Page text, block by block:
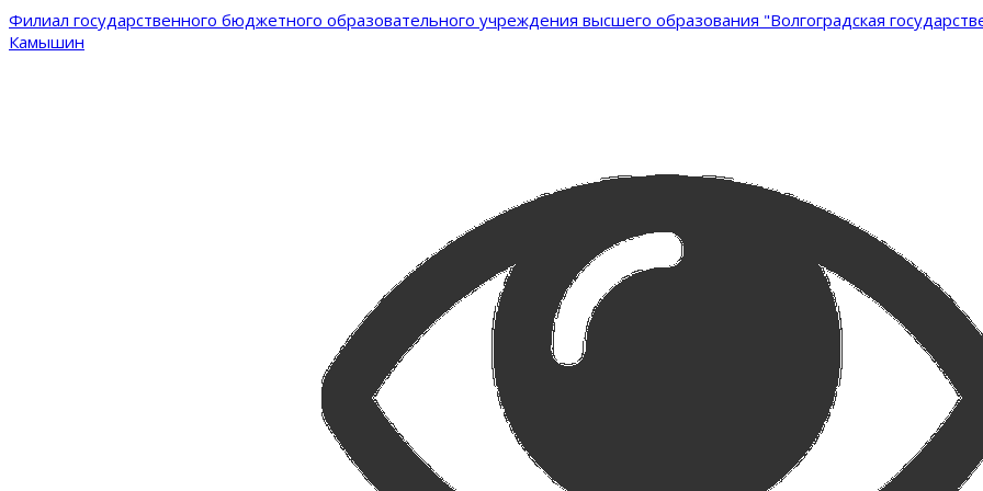
Филиал государственного бюджетного образовательного учреждения высшего образования "Волгоградская
Камышин